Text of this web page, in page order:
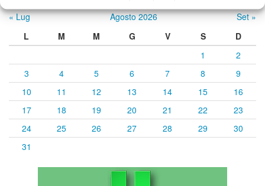
« Lug Agosto 2026
Set »
L
M M G V S
D
1
2
3
4 5 6 7 8
9
10
11 12 13 14 15
16
17
18 19 20 21 22
23
24
25 26 27 28 29
30
31